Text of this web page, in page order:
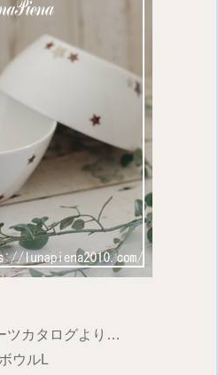
ツカタログより…
ウルL